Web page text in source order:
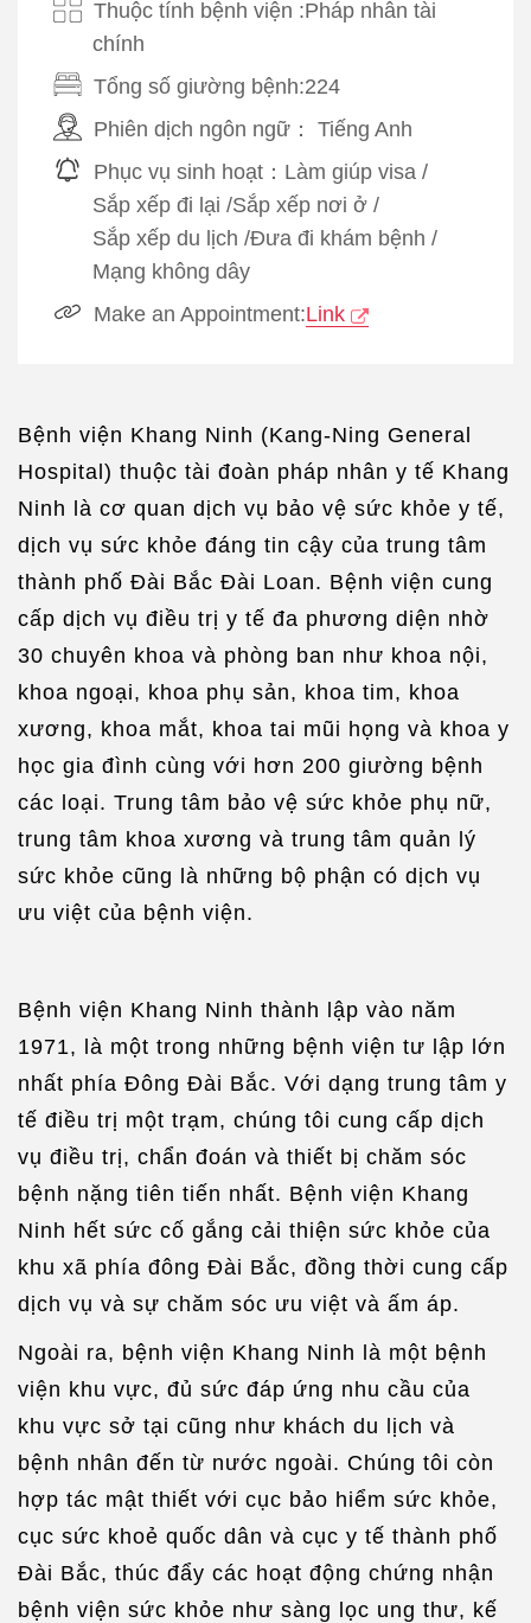
Thuộc tính bệnh viện :Pháp nhân tài
chính
Tổng số giường bệnh:224
Phiên dịch ngôn ngữ： Tiếng Anh
Phục vụ sinh hoạt： Làm giúp visa /
Sắp xếp đi lại /Sắp xếp nơi ở /
Sắp xếp du lịch /Đưa đi khám bệnh /
Mạng không dây
Make an Appointment:Link
Bệnh viện Khang Ninh (Kang-Ning General
Hospital) thuộc tài đoàn pháp nhân y tế Khang
Ninh là cơ quan dịch vụ bảo vệ sức khỏe y tế,
dịch vụ sức khỏe đáng tin cậy của trung tâm
thành phố Đài Bắc Đài Loan. Bệnh viện cung
cấp dịch vụ điều trị y tế đa phương diện nhờ
30 chuyên khoa và phòng ban như khoa nội,
khoa ngoại, khoa phụ sản, khoa tim, khoa
xương, khoa mắt, khoa tai mũi họng và khoa y
học gia đình cùng với hơn 200 giường bệnh
các loại. Trung tâm bảo vệ sức khỏe phụ nữ,
trung tâm khoa xương và trung tâm quản lý
sức khỏe cũng là những bộ phận có dịch vụ
ưu việt của bệnh viện.
Bệnh viện Khang Ninh thành lập vào năm
1971, là một trong những bệnh viện tư lập lớn
nhất phía Đông Đài Bắc. Với dạng trung tâm y
tế điều trị một trạm, chúng tôi cung cấp dịch
vụ điều trị, chẩn đoán và thiết bị chăm sóc
bệnh nặng tiên tiến nhất. Bệnh viện Khang
Ninh hết sức cố gắng cải thiện sức khỏe của
khu xã phía đông Đài Bắc, đồng thời cung cấp
dịch vụ và sự chăm sóc ưu việt và ấm áp.
Ngoài ra, bệnh viện Khang Ninh là một bệnh
viện khu vực, đủ sức đáp ứng nhu cầu của
khu vực sở tại cũng như khách du lịch và
bệnh nhân đến từ nước ngoài. Chúng tôi còn
hợp tác mật thiết với cục bảo hiểm sức khỏe,
cục sức khoẻ quốc dân và cục y tế thành phố
Đài Bắc, thúc đẩy các hoạt động chứng nhận
bệnh viện sức khỏe như sàng lọc ung thư, kế